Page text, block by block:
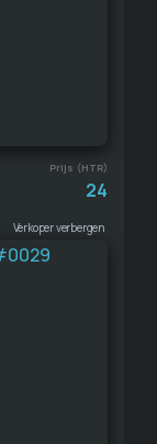
Prijs (HTR)
24
Verkoper verbergen